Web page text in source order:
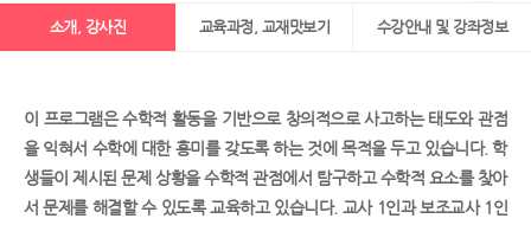
소개, 강사진 교육과정, 교재맛보기 수강안내 및 강좌정보
이 프로그램은 수학적 활동을 기반으로 창의적으로 사고하는 태도와 관점
을 익혀서 수학에 대한 흥미를 갖도록 하는 것에 목적을 두고 있습니다. 학
생들이 제시된 문제 상황을 수학적 관점에서 탐구하고 수학적 요소를 찾아
서 문제를 해결할 수 있도록 교육하고 있습니다. 교사 1인과 보조교사 1인